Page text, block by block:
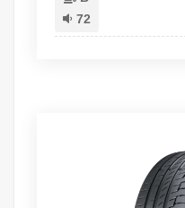
72